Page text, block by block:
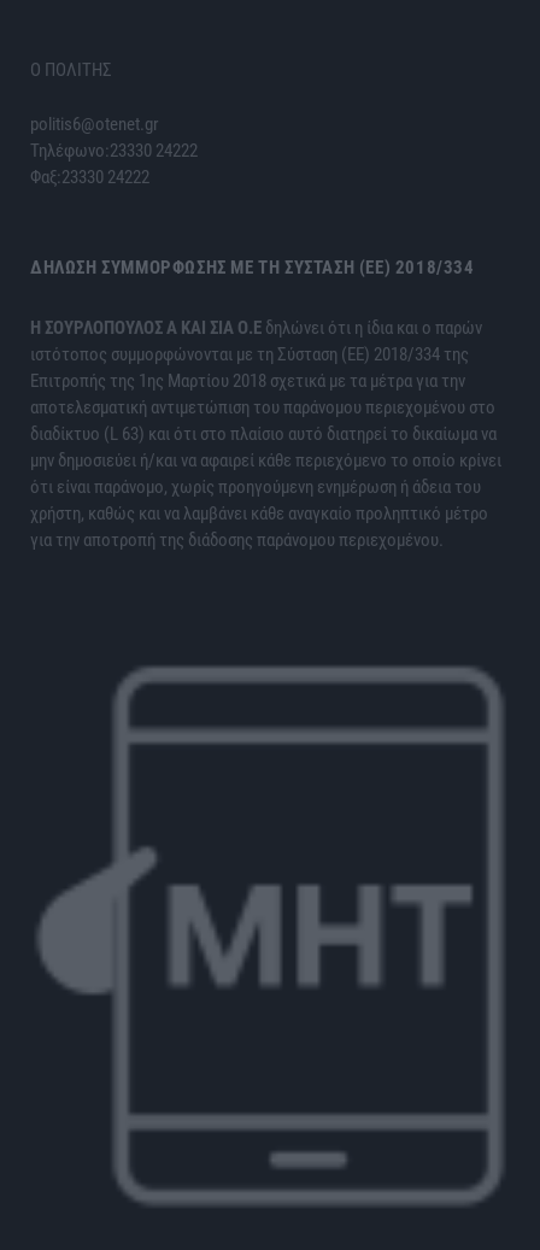
Ο ΠΟΛΙΤΗΣ
politis6@otenet.gr
Τηλέφωνο:23330 24222
Φαξ:23330 24222
ΔΉΛΩΣΗ ΣΥΜΜΌΡΦΩΣΗΣ ΜΕ ΤΗ ΣΎΣΤΑΣΗ (ΕΕ) 2018/334
H ΣΟΥΡΛΟΠΟΥΛΟΣ Α ΚΑΙ ΣΙΑ Ο.Ε δηλώνει ότι η ίδια και ο παρών
ιστότοπος συμμορφώνονται με τη Σύσταση (ΕΕ) 2018/334 της
Επιτροπής της 1ης Μαρτίου 2018 σχετικά με τα μέτρα για την
αποτελεσματική αντιμετώπιση του παράνομου περιεχομένου στο
διαδίκτυο (L 63) και ότι στο πλαίσιο αυτό διατηρεί το δικαίωμα να
μην δημοσιεύει ή/και να αφαιρεί κάθε περιεχόμενο το οποίο κρίνει
ότι είναι παράνομο, χωρίς προηγούμενη ενημέρωση ή άδεια του
χρήστη, καθώς και να λαμβάνει κάθε αναγκαίο προληπτικό μέτρο
για την αποτροπή της διάδοσης παράνομου περιεχομένου.